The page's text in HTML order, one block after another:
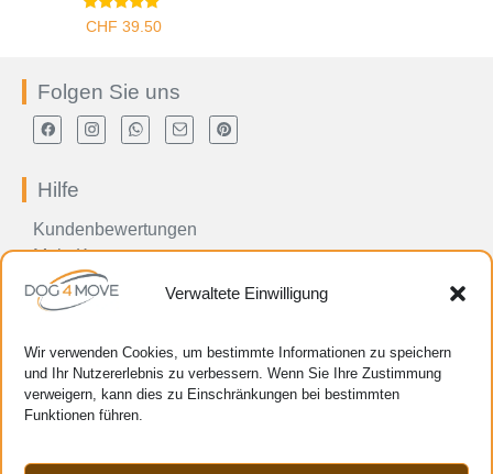
Verwaltete Einwilligung
Wir verwenden Cookies, um bestimmte Informationen zu speichern
und Ihr Nutzererlebnis zu verbessern. Wenn Sie Ihre Zustimmung
verweigern, kann dies zu Einschränkungen bei bestimmten
Funktionen führen.
Bewertet
mit
CHF 39.50
Folgen Sie uns
Hilfe
Kundenbewertungen
Mein Konto
Kontakt
Bestellung verfolgen
Häufige Fragen (FAQ)
Was ist Biothane?
Über DOG4MOVE